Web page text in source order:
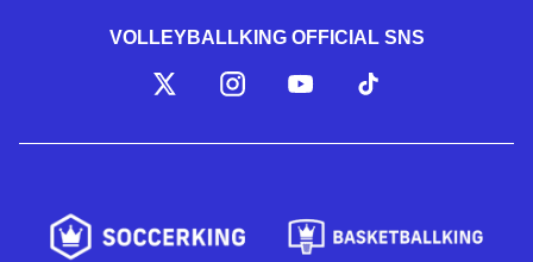
VOLLEYBALLKING OFFICIAL SNS